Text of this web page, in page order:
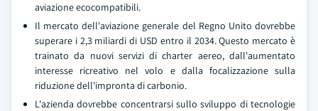
aviazione ecocompatibili.
Il mercato dell'aviazione generale del Regno Unito dovrebbe
superare i 2,3 miliardi di USD entro il 2034. Questo mercato è
trainato da nuovi servizi di charter aereo, dall'aumentato
interesse ricreativo nel volo e dalla focalizzazione sulla
riduzione dell'impronta di carbonio.
L'azienda dovrebbe concentrarsi sullo sviluppo di tecnologie